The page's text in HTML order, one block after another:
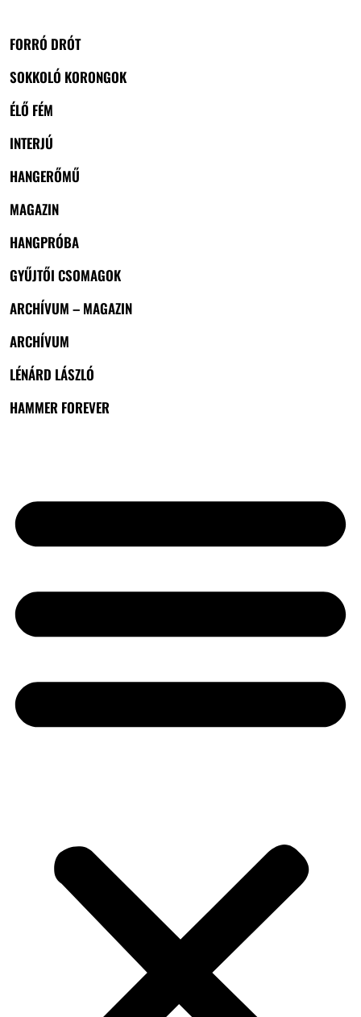
FORRÓ DRÓT
SOKKOLÓ KORONGOK
ÉLŐ FÉM
INTERJÚ
HANGERŐMŰ
MAGAZIN
HANGPRÓBA
GYŰJTŐI CSOMAGOK
ARCHÍVUM – MAGAZIN
ARCHÍVUM
LÉNÁRD LÁSZLÓ
HAMMER FOREVER